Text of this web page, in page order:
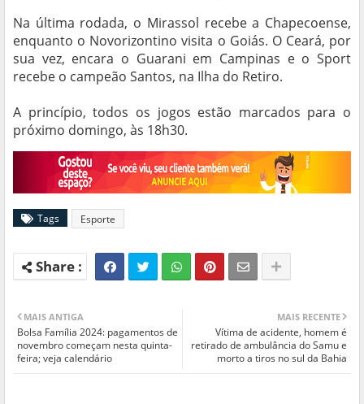
Na última rodada, o Mirassol recebe a Chapecoense,
enquanto o Novorizontino visita o Goiás. O Ceará, por
sua vez, encara o Guarani em Campinas e o Sport
recebe o campeão Santos, na Ilha do Retiro.
A princípio, todos os jogos estão marcados para o
próximo domingo, às 18h30.
Tags Esporte
MAIS RECENTE
Vítima de acidente, homem é
retirado de ambulância do Samu e
morto a tiros no sul da Bahia
MAIS ANTIGA
Bolsa Família 2024: pagamentos de
novembro começam nesta quinta-
feira; veja calendário